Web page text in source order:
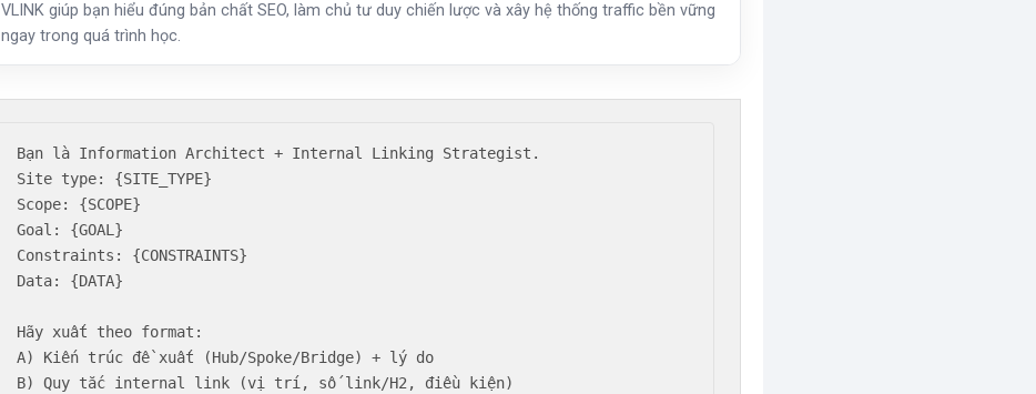
VLINK giúp bạn hiểu đúng bản chất SEO, làm chủ tư duy chiến lược và xây hệ thống traffic bền vững
ngay trong quá trình học.
Bạn là Information Architect + Internal Linking Strategist.
Site type: {SITE_TYPE}
Scope: {SCOPE}
Goal: {GOAL}
Constraints: {CONSTRAINTS}
Data: {DATA}
Hãy xuất theo format:
A) Kiến trúc đề xuất (Hub/Spoke/Bridge) + lý do
B) Quy tắc internal link (vị trí, số link/H2, điều kiện)